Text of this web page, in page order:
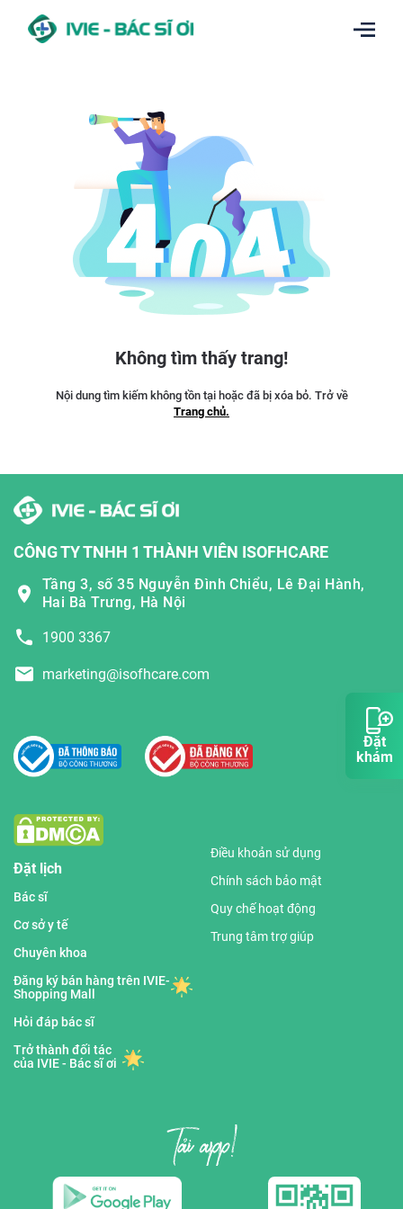
Đặt
khám
Không tìm thấy trang!
Nội dung tìm kiếm không tồn tại hoặc đã bị xóa bỏ. Trở về
Trang chủ.
CÔNG TY TNHH 1 THÀNH VIÊN ISOFHCARE
Tầng 3, số 35 Nguyễn Đình Chiểu, Lê Đại Hành,
Hai Bà Trưng, Hà Nội
1900 3367
marketing@isofhcare.com
Đặt lịch
Bác sĩ
Cơ sở y tế
Chuyên khoa
Đăng ký bán hàng trên IVIE-
Shopping Mall
Hỏi đáp bác sĩ
Trở thành đối tác
của IVIE - Bác sĩ ơi
Điều khoản sử dụng
Chính sách bảo mật
Quy chế hoạt động
Trung tâm trợ giúp